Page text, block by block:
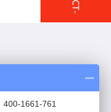
400-1661-761